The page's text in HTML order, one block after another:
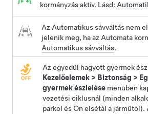
kormányzás aktív. Lásd:
Az Automatikus sávváltás nem
jelenik meg, ha az Automata
Automatikus sávváltás.
Az egyedül hagyott gyermek
Kezelőelemek > Biztonság >
gyermek észlelése menüben
vezetési ciklusnál (minden
parkol és Ön elsétál a